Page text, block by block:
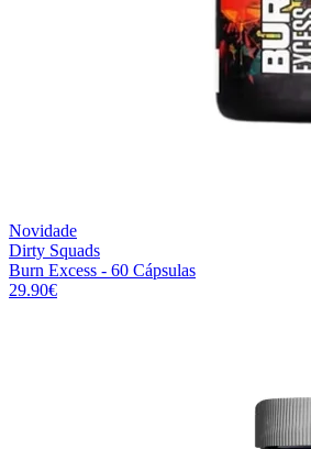
Novidade
Dirty Squads
Burn Excess - 60 Cápsulas
29.90€